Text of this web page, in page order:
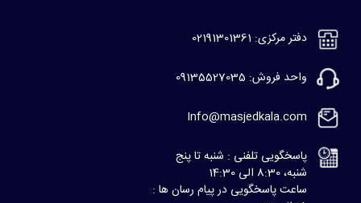
دفتر مرکزی: 02191301361
واحد فروش: 09135527035
Info@masjedkala.com
پاسخگویی تلفنی : شنبه تا پنج
شنبه، 8:30 الی 14:30
ساعت پاسخگویی در پیام رسان ها :